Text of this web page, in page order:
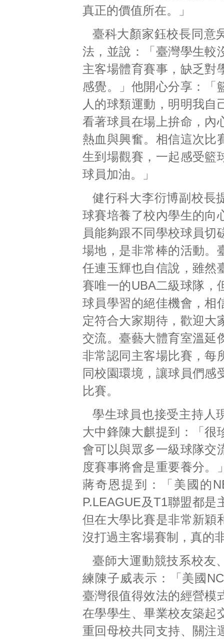
真正的價值所在。」
臺科大顏家鈺校長同意
法，並說：「臺灣學生較
主客場體育賽事，缺乏對
感覺。」他開心分享：「
人的球類運動，明明我自
看著球員在場上拚命，內
熱血與興奮。相信這次比
生到場觀賽，一起感受籃
球員加油。」
健行科大李衍博副校長
球賽培養了校內學生的向
員能夠跟不同學校球員切
場地，是非常棒的活動。
任連玉輝也自信說，雖然
賽唯一的UBA二級球隊，
球員學習的絕佳機會，相
定符合大家期待，歡迎大
交流。臺藝大體育室溫延
非常認同主客場比賽，每
同校園環境，讓球員們感
比賽。
學生球員也接受主持人
大中鋒陳大麒提到：「很
會可以與眾多一級球隊交
度賽事將會是重要養分。
蔣奇恩提到：「美國的
P.LEAGUE及T1聯盟都是
但在大學比賽是非常新穎
沒打過主客場賽制，真的
臺師大運動競技系校友
練陳子威表示：「美國
臺灣很值得效法的經營模
在學學生、畢業校友築起
重回母校共同支持、關注